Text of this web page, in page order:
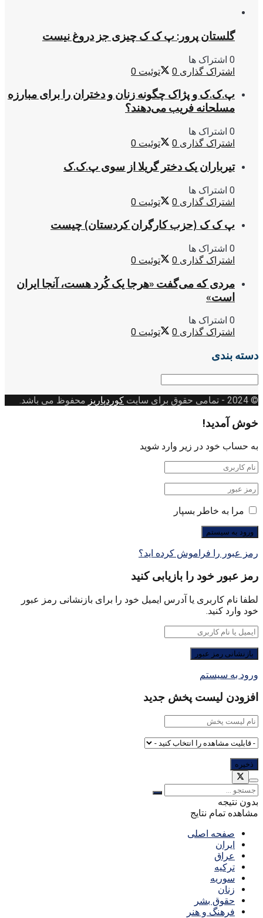
گلستان پرور: پ ک ک چیزی جز دروغ نیست
0 اشتراک ها
اشتراک گذاری 0 توئیت 0
پ.ک.ک و پژاک چگونه زنان و دختران را برای مبارزه
مسلحانه فریب می‌دهند؟
0 اشتراک ها
اشتراک گذاری 0 توئیت 0
تیرباران یک دختر گریلا از سوی پ.ک.ک
0 اشتراک ها
اشتراک گذاری 0 توئیت 0
پ ک ک (حزب کارگران کردستان) چیست
0 اشتراک ها
اشتراک گذاری 0 توئیت 0
مردی که می‌گفت «هرجا یک کُرد هست، آنجا ایران
است»
0 اشتراک ها
اشتراک گذاری 0 توئیت 0
دسته بندی
دسته
© 2024
- تمامی حقوق برای سایت کوردپاریز محفوظ می باشد.
خوش آمدید!
به حساب خود در زیر وارد شوید
مرا به خاطر بسپار
رمز عبور را فراموش کرده اید؟
رمز عبور خود را بازیابی کنید
لطفا نام کاربری یا آدرس ایمیل خود را برای بازنشانی رمز عبور
خود وارد کنید.
ورود به سیستم
افزودن لیست پخش جدید
بدون نتیجه
مشاهده تمام نتایج
صفحه اصلی
ایران
عراق
ترکیه
سوریه
زنان
حقوق بشر
فرهنگ و هنر